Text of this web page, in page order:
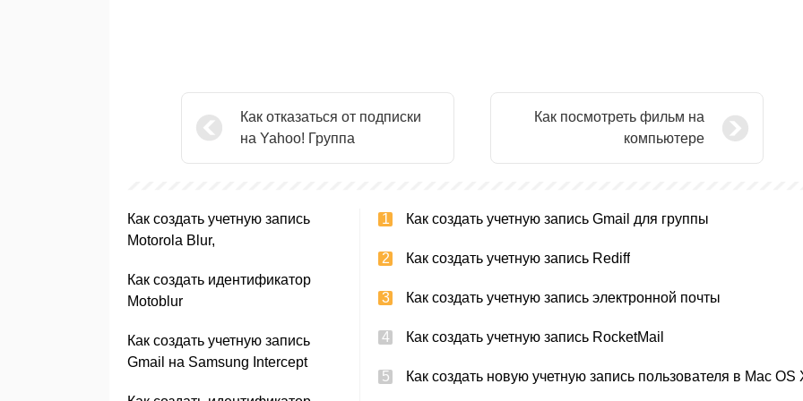
Как отказаться от подписки
на Yahoo! Группа
Как посмотреть фильм на
компьютере
Как создать учетную запись
Motorola Blur,
Как создать идентификатор
Motoblur
Как создать учетную запись
Gmail на Samsung Intercept
Как создать учетную запись Gmail для группы
Как создать учетную запись Rediff
Как создать учетную запись электронной почты
Как создать учетную запись RocketMail
Как создать новую учетную запись пользователя в Mac OS